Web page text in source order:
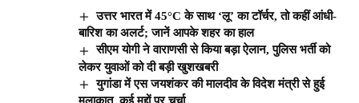
उत्तर भारत में 45°C के साथ ‘लू’ का टॉर्चर, तो कहीं आंधी-
बारिश का अलर्ट; जानें आपके शहर का हाल
सीएम योगी ने वाराणसी से किया बड़ा ऐलान, पुलिस भर्ती को
लेकर युवाओं को दी बड़ी खुशखबरी
युगांडा में एस जयशंकर की मालदीव के विदेश मंत्री से हुई